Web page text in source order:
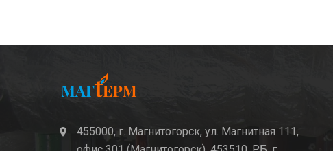
icon
455000, г. Магнитогорск, ул. Магнитная 111,